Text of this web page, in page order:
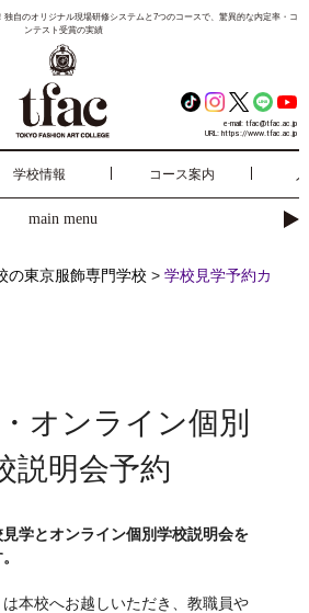
自のオリジナル現場研修システムと7つのコースで、驚異的な内定率・コ
ンテスト受賞の実績
e-mail: tfac@tfac.ac.jp
URL: https://www.tfac.ac.jp
学校情報 コース案内
main menu
の東京服飾専門学校 > 学校見学予約カ
オンライン個別
説明会予約
学とオンライン個別学校説明会を
は本校へお越しいただき、教職員や